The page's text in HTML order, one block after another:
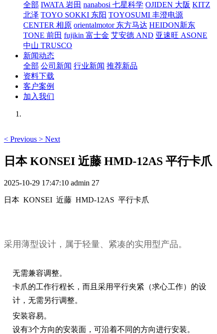
全部 IWATA 岩田 nanabosi 七星科学 OJIDEN 大阪 KITZ
北泽 TOYO SOKKI 东阳 TOYOSUMI 丰澄电源
CENTER 相原 orientalmotor 东方马达 HEIDON新东
TONE 前田 fujikin 富士金 艾安德 AND 亚速旺 ASONE
中山 TRUSCO
新闻动态
全部 公司新闻 行业新闻 推荐新品
资料下载
客户案例
加入我们
< Previous > Next
日本 KONSEI 近藤 HMD-12AS 平行卡爪
2025-10-29 17:47:10 admin 27
日本 KONSEI 近藤 HMD-12AS 平行卡爪
采用薄型设计，属于轻量、紧凑的实用型产品。
无需兼容调整。
卡爪的工作行程长，而且采用平行夹紧（求心工作）的设
计，无需另行调整。
安装容易。
设有3个方向的安装面，可沿着不同的方向进行安装。